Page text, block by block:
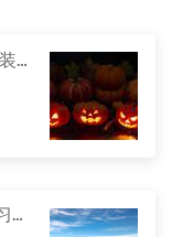
万圣节由来 探究万圣节南瓜与万圣节装扮
世界各地的清明节：庆祝亡灵的独特习俗与故事